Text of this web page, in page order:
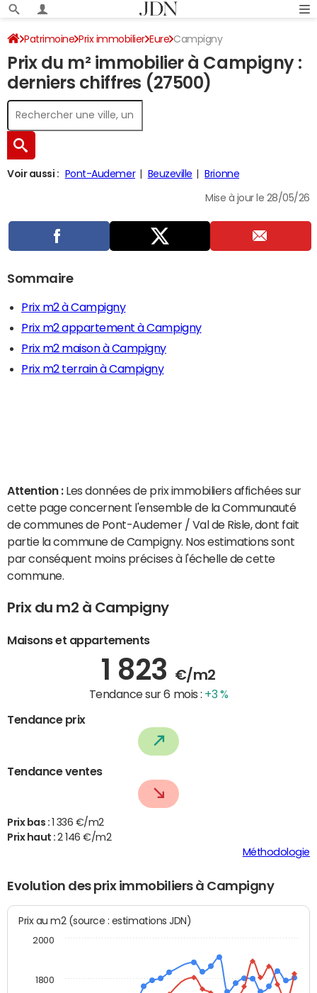
Patrimoine Prix immobilier Eure Campigny
Prix du m² immobilier à Campigny :
derniers chiffres (27500)
Voir aussi : Pont-Audemer Beuzeville Brionne
Mise à jour le 28/05/26
Sommaire
Prix m2 à Campigny
Prix m2 appartement à Campigny
Prix m2 maison à Campigny
Prix m2 terrain à Campigny
Attention : Les données de prix immobiliers affichées sur
cette page concernent l'ensemble de la Communauté
de communes de Pont-Audemer / Val de Risle, dont fait
partie la commune de Campigny. Nos estimations sont
par conséquent moins précises à l'échelle de cette
commune.
Prix du m2 à Campigny
Maisons et appartements
1 823 €/m2
Tendance sur 6 mois : +3 %
Tendance prix
Tendance ventes
Prix bas :
1 336 €/m2
Prix haut :2 146 €/m2
Méthodologie
Evolution des prix immobiliers à Campigny
Prix au m2 (source : estimations JDN)
1800
2000